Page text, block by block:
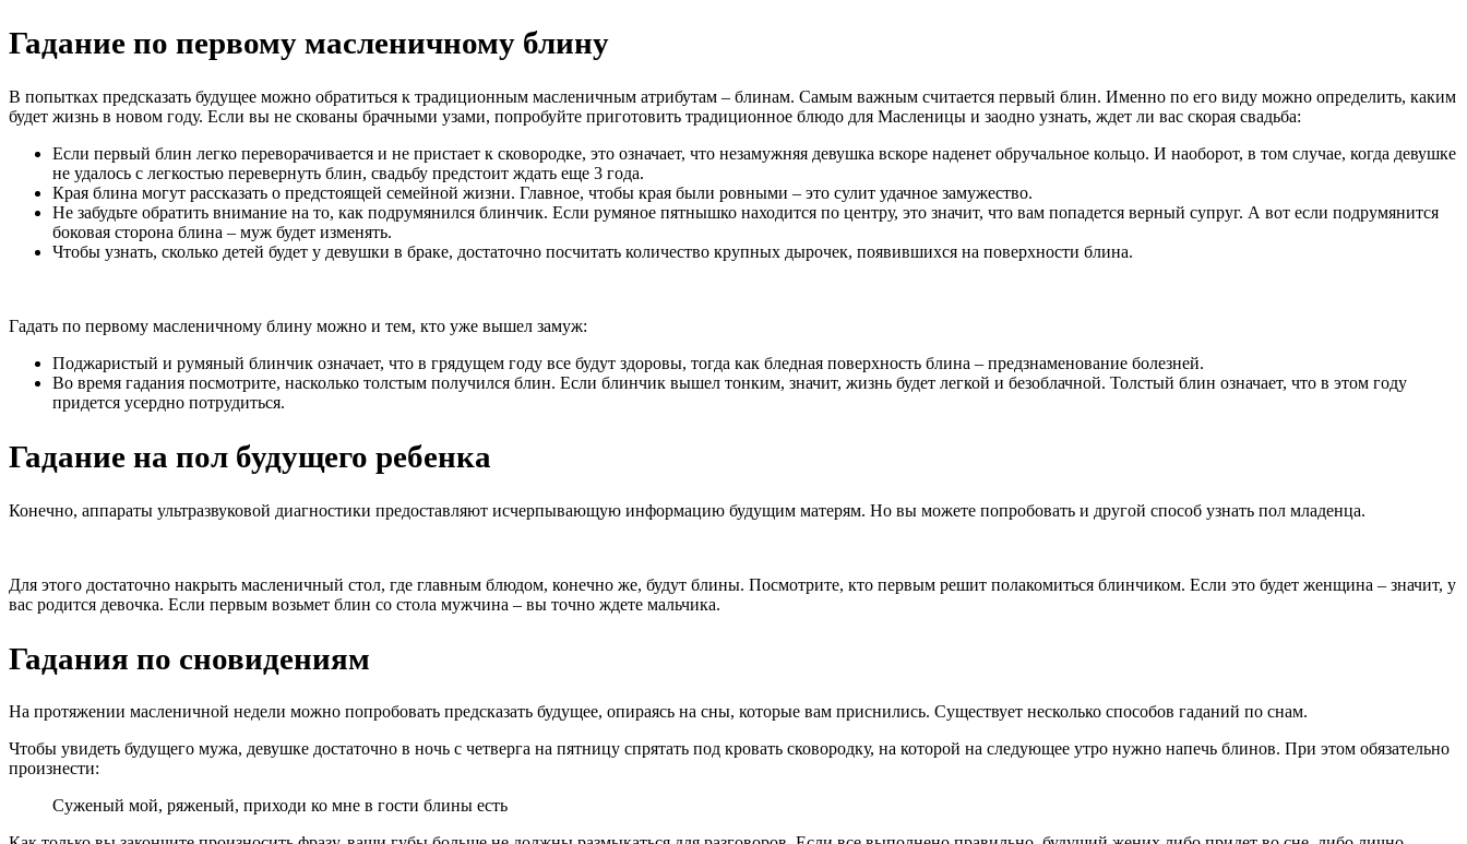
Гадание по первому масленичному блину
В попытках предсказать будущее можно обратиться к традиционным масленичным атрибутам – блинам. Самым важным считается первый блин. Именно по его виду можно определить, каким
будет жизнь в новом году. Если вы не скованы брачными узами, попробуйте приготовить традиционное блюдо для Масленицы и заодно узнать, ждет ли вас скорая свадьба:
Если первый блин легко переворачивается и не пристает к сковородке, это означает, что незамужняя девушка вскоре наденет обручальное кольцо. И наоборот, в том случае, когда девушке
не удалось с легкостью перевернуть блин, свадьбу предстоит ждать еще 3 года.
Края блина могут рассказать о предстоящей семейной жизни. Главное, чтобы края были ровными – это сулит удачное замужество.
Не забудьте обратить внимание на то, как подрумянился блинчик. Если румяное пятнышко находится по центру, это значит, что вам попадется верный супруг. А вот если подрумянится
боковая сторона блина – муж будет изменять.
Чтобы узнать, сколько детей будет у девушки в браке, достаточно посчитать количество крупных дырочек, появившихся на поверхности блина.
Гадать по первому масленичному блину можно и тем, кто уже вышел замуж:
Поджаристый и румяный блинчик означает, что в грядущем году все будут здоровы, тогда как бледная поверхность блина – предзнаменование болезней.
Во время гадания посмотрите, насколько толстым получился блин. Если блинчик вышел тонким, значит, жизнь будет легкой и безоблачной. Толстый блин означает, что в этом году
придется усердно потрудиться.
Гадание на пол будущего ребенка
Конечно, аппараты ультразвуковой диагностики предоставляют исчерпывающую информацию будущим матерям. Но вы можете попробовать и другой способ узнать пол младенца.
Для этого достаточно накрыть масленичный стол, где главным блюдом, конечно же, будут блины. Посмотрите, кто первым решит полакомиться блинчиком. Если это будет женщина – значит, у
вас родится девочка. Если первым возьмет блин со стола мужчина – вы точно ждете мальчика.
Гадания по сновидениям
На протяжении масленичной недели можно попробовать предсказать будущее, опираясь на сны, которые вам приснились. Существует несколько способов гаданий по снам.
Чтобы увидеть будущего мужа, девушке достаточно в ночь с четверга на пятницу спрятать под кровать сковородку, на которой на следующее утро нужно напечь блинов. При этом обязательно
произнести:
Суженый мой, ряженый, приходи ко мне в гости блины есть